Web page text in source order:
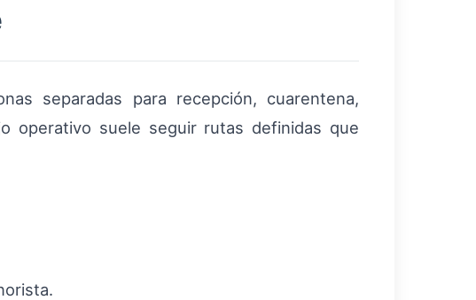
separadas para recepción, cuarentena,
operativo suele seguir rutas definidas que